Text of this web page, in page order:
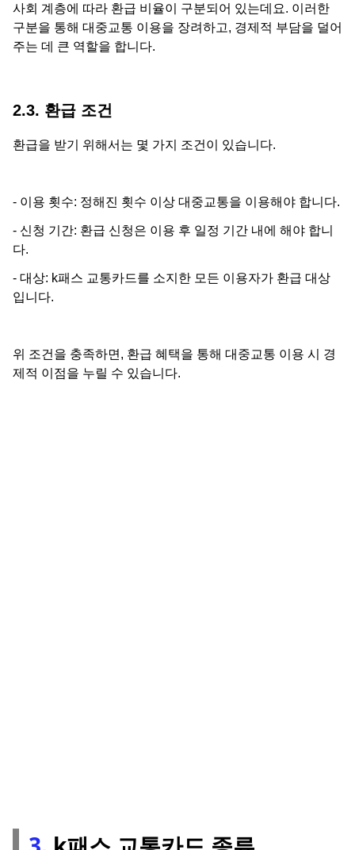
사회 계층에 따라 환급 비율이 구분되어 있는데요. 이러한
구분을 통해 대중교통 이용을 장려하고, 경제적 부담을 덜어
주는 데 큰 역할을 합니다.
2.3. 환급 조건
환급을 받기 위해서는 몇 가지 조건이 있습니다.
- 이용 횟수: 정해진 횟수 이상 대중교통을 이용해야 합니다.
- 신청 기간: 환급 신청은 이용 후 일정 기간 내에 해야 합니
다.
- 대상: k패스 교통카드를 소지한 모든 이용자가 환급 대상
입니다.
위 조건을 충족하면, 환급 혜택을 통해 대중교통 이용 시 경
제적 이점을 누릴 수 있습니다.